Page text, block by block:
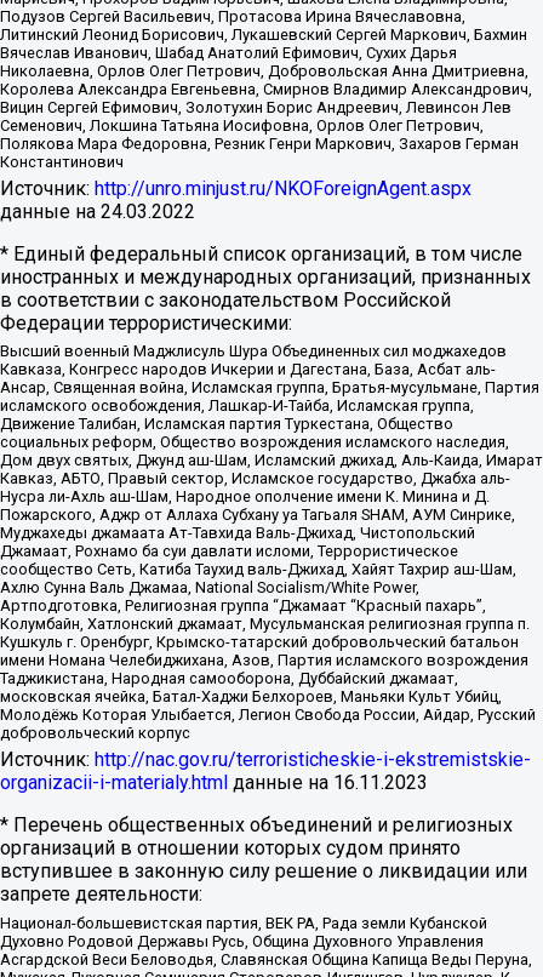
Подузов Сергей Васильевич, Протасова Ирина Вячеславовна,
Литинский Леонид Борисович, Лукашевский Сергей Маркович, Бахмин
Вячеслав Иванович, Шабад Анатолий Ефимович, Сухих Дарья
Николаевна, Орлов Олег Петрович, Добровольская Анна Дмитриевна,
Королева Александра Евгеньевна, Смирнов Владимир Александрович,
Вицин Сергей Ефимович, Золотухин Борис Андреевич, Левинсон Лев
Семенович, Локшина Татьяна Иосифовна, Орлов Олег Петрович,
Полякова Мара Федоровна, Резник Генри Маркович, Захаров Герман
Константинович
Источник: http://unro.minjust.ru/NKOForeignAgent.aspx
данные на 24.03.2022
* Единый федеральный список организаций, в том числе
иностранных и международных организаций, признанных
в соответствии с законодательством Российской
Федерации террористическими:
Высший военный Маджлисуль Шура Объединенных сил моджахедов
Кавказа, Конгресс народов Ичкерии и Дагестана, База, Асбат аль-
Ансар, Священная война, Исламская группа, Братья-мусульмане, Партия
исламского освобождения, Лашкар-И-Тайба, Исламская группа,
Движение Талибан, Исламская партия Туркестана, Общество
социальных реформ, Общество возрождения исламского наследия,
Дом двух святых, Джунд аш-Шам, Исламский джихад, Аль-Каида, Имарат
Кавказ, АБТО, Правый сектор, Исламское государство, Джабха аль-
Нусра ли-Ахль аш-Шам, Народное ополчение имени К. Минина и Д.
Пожарского, Аджр от Аллаха Субхану уа Тагьаля SHAM, АУМ Синрике,
Муджахеды джамаата Ат-Тавхида Валь-Джихад, Чистопольский
Джамаат, Рохнамо ба суи давлати исломи, Террористическое
сообщество Сеть, Катиба Таухид валь-Джихад, Хайят Тахрир аш-Шам,
Ахлю Сунна Валь Джамаа, National Socialism/White Power,
Артподготовка, Религиозная группа “Джамаат “Красный пахарь”,
Колумбайн, Хатлонский джамаат, Мусульманская религиозная группа п.
Кушкуль г. Оренбург, Крымско-татарский добровольческий батальон
имени Номана Челебиджихана, Азов, Партия исламского возрождения
Таджикистана, Народная самооборона, Дуббайский джамаат,
московская ячейка, Батал-Хаджи Белхороев, Маньяки Культ Убийц,
Молодёжь Которая Улыбается, Легион Свобода России, Айдар, Русский
добровольческий корпус
Источник: http://nac.gov.ru/terroristicheskie-i-ekstremistskie-
organizacii-i-materialy.html данные на 16.11.2023
* Перечень общественных объединений и религиозных
организаций в отношении которых судом принято
вступившее в законную силу решение о ликвидации или
запрете деятельности:
Национал-большевистская партия, ВЕК РА, Рада земли Кубанской
Духовно Родовой Державы Русь, Община Духовного Управления
Асгардской Веси Беловодья, Славянская Община Капища Веды Перуна,